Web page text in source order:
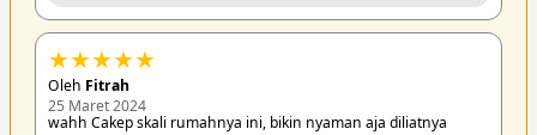
★★★★★
Oleh Fitrah
25 Maret 2024
wahh Cakep skali rumahnya ini, bikin nyaman aja diliatnya